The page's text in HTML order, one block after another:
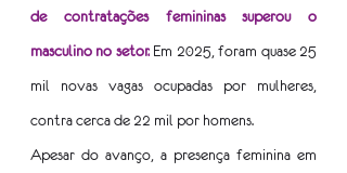
de contratações femininas superou o
masculino no setor. Em 2025, foram quase 25
mil novas vagas ocupadas por mulheres,
contra cerca de 22 mil por homens.
Apesar do avanço, a presença feminina em